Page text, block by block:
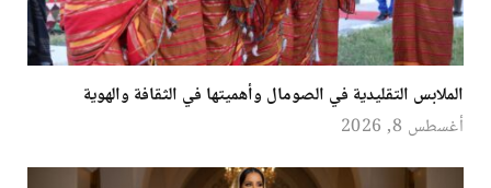
الملابس التقليدية في الصومال وأهميتها في الثقافة والهوية
أغسطس 8, 2026